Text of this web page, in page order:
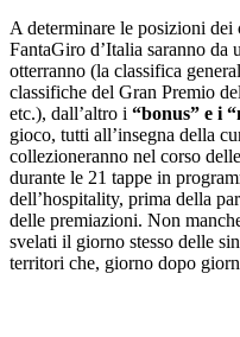
A determinare le posizioni
FantaGiro d’Italia saranno da
otterranno (la classifica
classifiche del Gran Premio
etc.), dall’altro i “bonus” e i
gioco, tutti all’insegna della
collezioneranno nel corso
durante le 21 tappe in
dell’hospitality, prima della
delle premiazioni. Non
svelati il giorno stesso delle
territori che, giorno dopo